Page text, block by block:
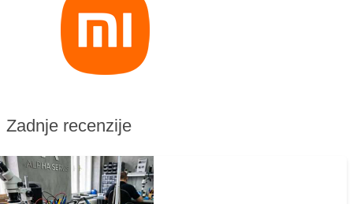
Zadnje recenzije